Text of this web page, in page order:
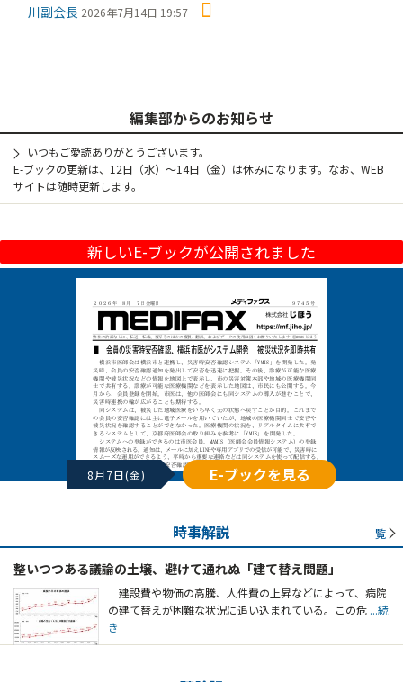
川副会長 2026年7月14日 19:57
編集部からのお知らせ
いつもご愛読ありがとうございます。
E-ブックの更新は、12日（水）～14日（金）は休みになります。なお、WEB
サイトは随時更新します。
新しいE-ブックが公開されました
8月7日(金) E-ブックを見る
時事解説 一覧
整いつつある議論の土壌、避けて通れぬ「建て替え問題」
建設費や物価の高騰、人件費の上昇などによって、病院
の建て替えが困難な状況に追い込まれている。この危 ...続
き